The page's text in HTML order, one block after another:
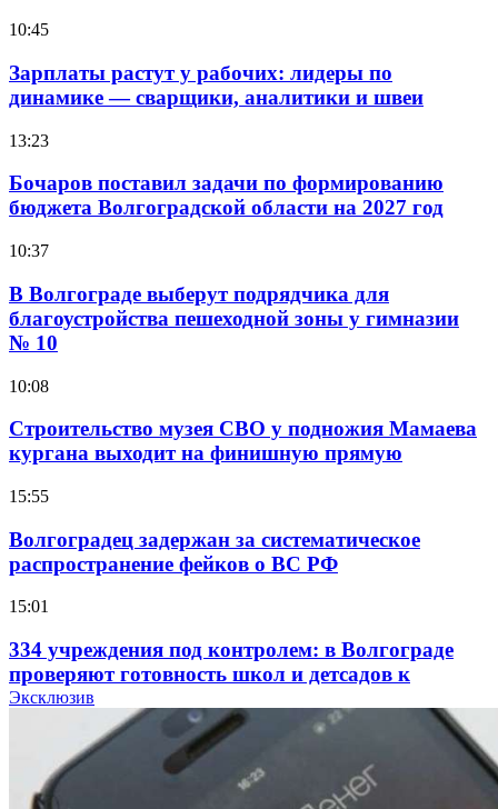
10:45
Зарплаты растут у рабочих: лидеры по
динамике — сварщики, аналитики и швеи
13:23
Бочаров поставил задачи по формированию
бюджета Волгоградской области на 2027 год
10:37
В Волгограде выберут подрядчика для
благоустройства пешеходной зоны у гимназии
№ 10
10:08
Строительство музея СВО у подножия Мамаева
кургана выходит на финишную прямую
15:55
Волгоградец задержан за систематическое
распространение фейков о ВС РФ
15:01
334 учреждения под контролем: в Волгограде
проверяют готовность школ и детсадов к
учебному году
Покушение на убийство в Волгограде: девушка
Эксклюзив